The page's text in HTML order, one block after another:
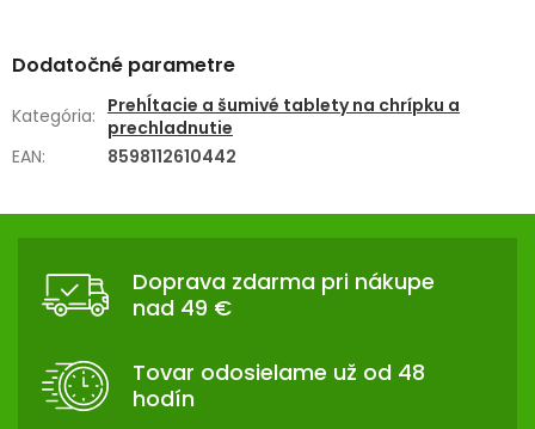
Dodatočné parametre
Kategória: Prehĺtacie a šumivé tablety na chrípku a
prechladnutie
EAN: 8598112610442
Doprava zdarma pri nákupe
nad 49 €
Tovar odosielame už od 48
hodín